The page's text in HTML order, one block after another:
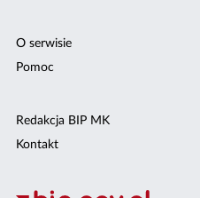
O serwisie
Pomoc
Redakcja BIP MK
Kontakt